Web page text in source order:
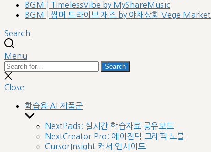
BGM | TimelessVibe by MyShareMusic
BGM | 썸머 드라이브 재즈 by 야채상회 Vege Market
Search
Menu
Search
for:
Search
Close
search
Close
학습용 AI 제품군
Show
sub
menu
NextPads: 실시간 학습자료 공유보드
NextCreator Pro: 에이전틱 그래픽 노블
CursorInsight 커서 인사이트